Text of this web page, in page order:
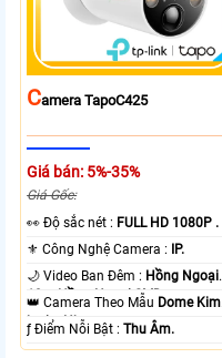
CAmera TapoC425
Giá bán: 5%-35%
Giá Gốc:
️👀 Độ sắc nét : FULL HD 1080P .
⚜️ Công Nghệ Camera : IP.
🌙 Video Ban Đêm : Hồng Ngoại
10m Hồng Ngoại SMD.
👑 Camera Theo Mẫu Dome Kim
loại + Nhựa.
️ƒ Điểm Nỗi Bật :Thu Âm.